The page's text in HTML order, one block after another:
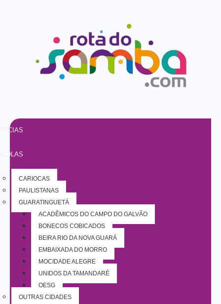
CARIOCAS
PAULISTANAS
GUARATINGUETÁ
ACADÊMICOS DO CAMPO DO GALVÃO
BONECOS COBIÇADOS
BEIRA RIO DA NOVA GUARÁ
EMBAIXADA DO MORRO
MOCIDADE ALEGRE
UNIDOS DA TAMANDARÉ
OESG
OUTRAS CIDADES